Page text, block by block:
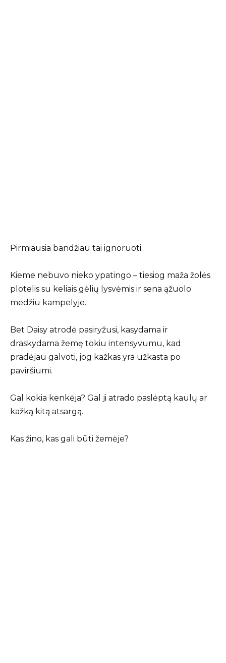
Pirmiausia bandžiau tai ignoruoti.
Kieme nebuvo nieko ypatingo – tiesiog maža žolės
plotelis su keliais gėlių lysvėmis ir sena ąžuolo
medžiu kampelyje.
Bet Daisy atrodė pasiryžusi, kasydama ir
draskydama žemę tokiu intensyvumu, kad
pradėjau galvoti, jog kažkas yra užkasta po
paviršiumi.
Gal kokia kenkėja? Gal ji atrado paslėptą kaulų ar
kažką kitą atsargą.
Kas žino, kas gali būti žemėje?